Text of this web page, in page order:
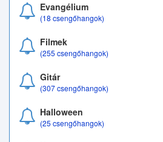
Evangélium
(18 csengőhangok)
Filmek
(255 csengőhangok)
Gitár
(307 csengőhangok)
Halloween
(25 csengőhangok)